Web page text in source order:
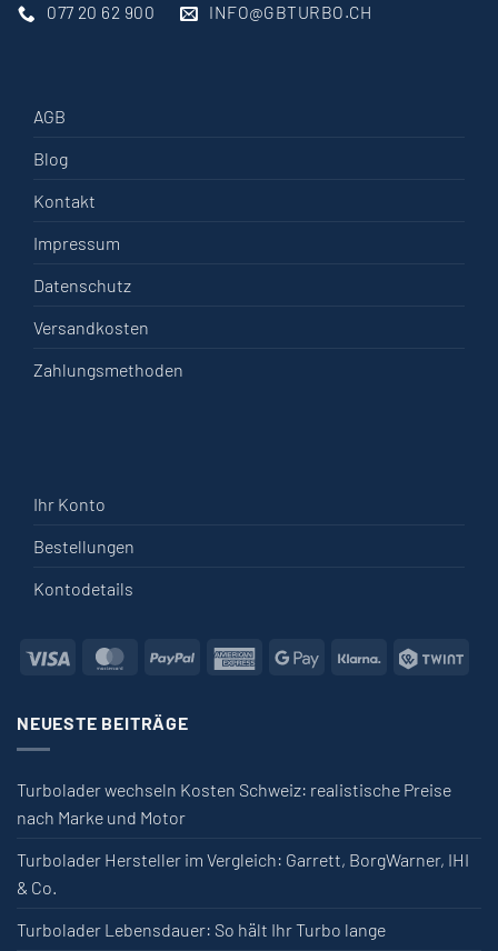
077 20 62 900 INFO@GBTURBO.CH
AGB
Blog
Kontakt
Impressum
Datenschutz
Versandkosten
Zahlungsmethoden
Ihr Konto
Bestellungen
Kontodetails
Visa MasterCardPayPal American Express
Google PayKlarna
NEUESTE BEITRÄGE
Turbolader wechseln Kosten Schweiz: realistische Preise
nach Marke und Motor
Turbolader Hersteller im Vergleich: Garrett, BorgWarner, IHI
& Co.
Turbolader Lebensdauer: So hält Ihr Turbo lange